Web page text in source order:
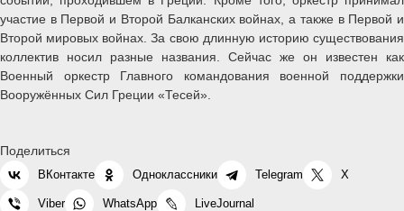
участие в Первой и Второй Балканских войнах, а также в Первой и
Второй мировых войнах. За свою длинную историю существования
коллектив носил разные названия. Сейчас же он известен как
Военный оркестр Главного командования военной поддержки
Вооружённых Сил Греции «Тесей».
Поделиться
ВКонтакте Одноклассники Telegram X
Viber WhatsApp LiveJournal